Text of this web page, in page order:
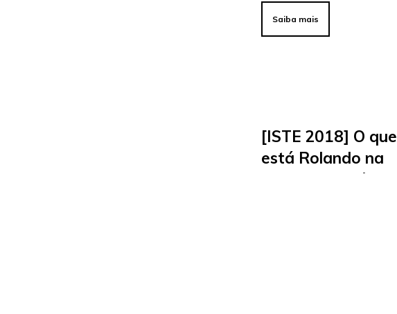
Saiba mais
[ISTE 2018] O que
está Rolando na
Maior Conferência